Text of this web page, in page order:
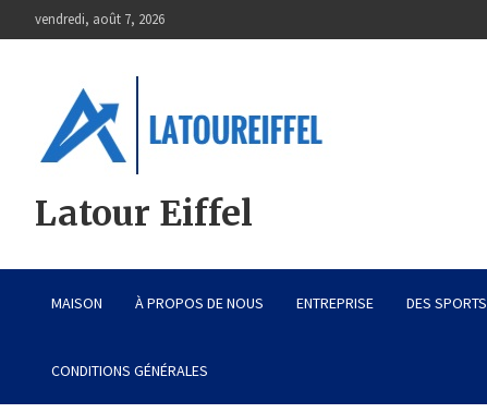
to
vendredi, août 7, 2026
Latour Eiffel
MAISON À PROPOS DE NOUS ENTREPRISE DES SPORTS
CONDITIONS GÉNÉRALES